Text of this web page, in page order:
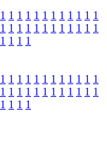
1 1 1 1 1 1 1 1 1 1 1 1
1 1 1 1 1 1 1 1 1 1 1 1
1 1 1 1
1 1 1 1 1 1 1 1 1 1 1 1
1 1 1 1 1 1 1 1 1 1 1 1
1 1 1 1